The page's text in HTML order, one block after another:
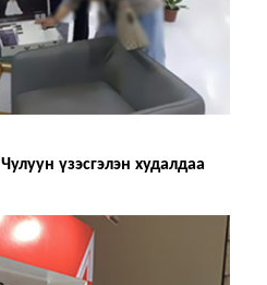
үзэсгэлэн худалдаа